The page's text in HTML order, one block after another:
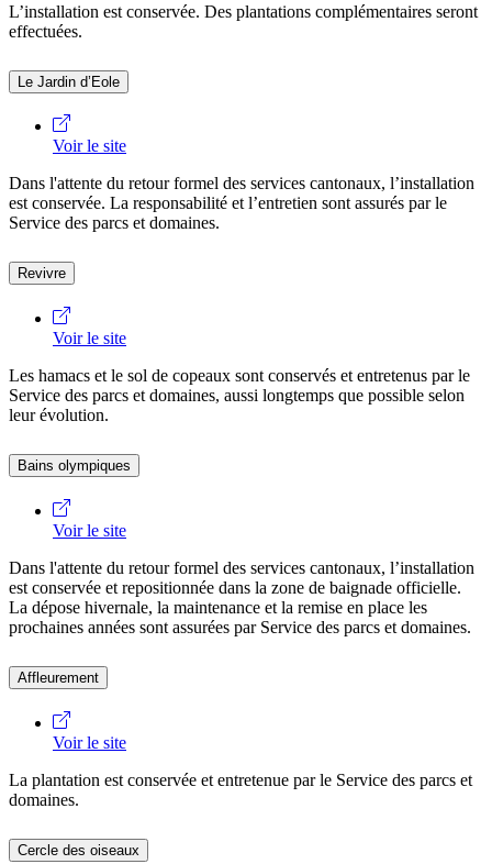
L’installation est conservée. Des plantations complémentaires seront
effectuées.
Le Jardin d’Eole
Voir le site
Dans l'attente du retour formel des services cantonaux, l’installation
est conservée. La responsabilité et l’entretien sont assurés par le
Service des parcs et domaines.
Revivre
Voir le site
Les hamacs et le sol de copeaux sont conservés et entretenus par le
Service des parcs et domaines, aussi longtemps que possible selon
leur évolution.
Bains olympiques
Voir le site
Dans l'attente du retour formel des services cantonaux, l’installation
est conservée et repositionnée dans la zone de baignade officielle.
La dépose hivernale, la maintenance et la remise en place les
prochaines années sont assurées par Service des parcs et domaines.
Affleurement
Voir le site
La plantation est conservée et entretenue par le Service des parcs et
domaines.
Cercle des oiseaux